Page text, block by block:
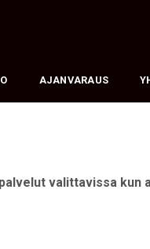
AJANVARAUS
valittavissa